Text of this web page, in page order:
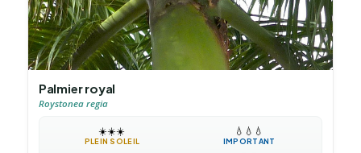
Palmier royal
Roystonea regia
☀️☀️☀️
PLEIN SOLEIL
💧 💧 💧
IMPORTANT